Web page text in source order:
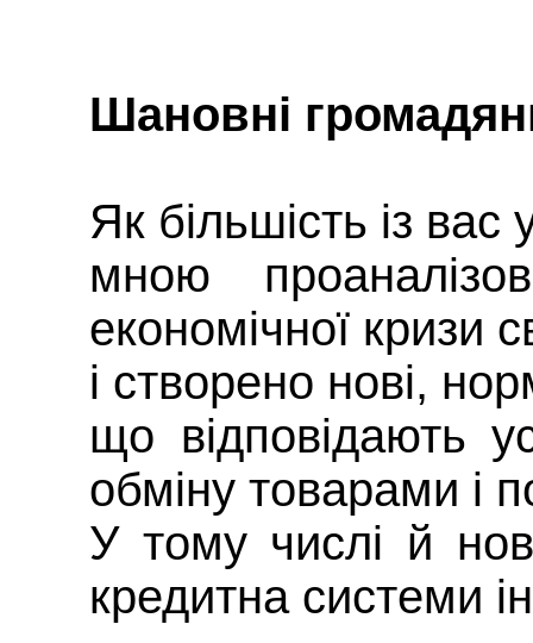
Шановні
Як більшість із вас
мною
економічної кризи
і створено нові,
що відповідають
обміну товарами і
У тому числі й
кредитна системи